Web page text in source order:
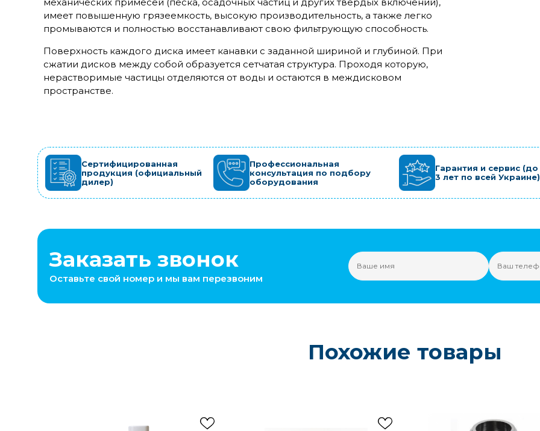
имеет повышенную грязеемкость, высокую производительность, а также легко
промываются и полностью восстанавливают свою фильтрующую способность.
Поверхность каждого диска имеет канавки с заданной шириной и глубиной. При
сжатии дисков между собой образуется сетчатая структура. Проходя которую,
нерастворимые частицы отделяются от воды и остаются в междисковом
пространстве.
Сертифицированная
продукция (официальный
дилер)
Профессиональная
консультация по подбору
оборудования
Гарантия и сервис (до
3 лет по всей Украине)
Заказать звонок
Оставьте свой номер и мы вам перезвоним
Похожие товары